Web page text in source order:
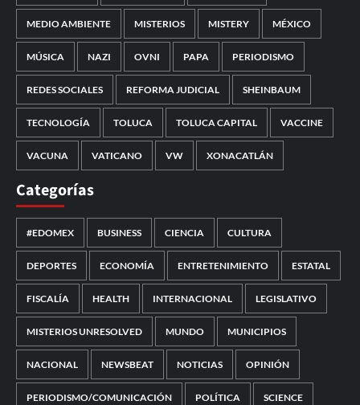
MEDIO AMBIENTE MISTERIOS MISTERY MÉXICO
MÚSICA NAZI OVNI PAPA PERIODISMO
REDES SOCIALES REFORMA JUDICIAL SHEINBAUM
TECNOLOGÍA TOLUCA TOLUCA CAPITAL VACCINE
VACUNA VATICANO VW XONACATLÁN
Categorías
#EDOMEX BUSINESS CIENCIA CULTURA
DEPORTES ECONOMÍA ENTRETENIMIENTO ESTATAL
FISCALÍA HEALTH INTERNACIONAL LEGISLATIVO
MISTERIOS UNRESOLVED MUNDO MUNICIPIOS
NACIONAL NEWSBEAT NOTICIAS OPINIÓN
PERIODISMO/COMUNICACIÓN POLÍTICA SCIENCE